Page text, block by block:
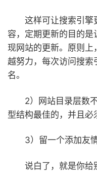
这样可让搜索引擎
容，定期更新的目的
现网站的更新。原则上
越努力，每次访问搜
名。
2）网站目录层数
型结构最佳的，并且
3）留一个添加友
说白了，就是你给